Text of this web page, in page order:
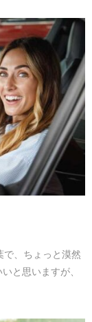
で、ちょっと漠然
と思いますが、